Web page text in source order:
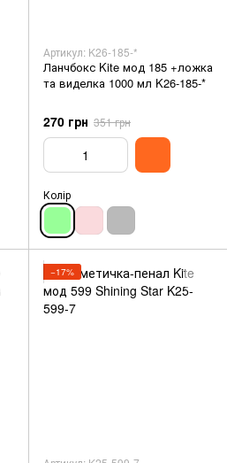
Артикул: K26-185-*
Ланчбокс Kite мод 185 +ложка
та виделка 1000 мл K26-185-*
270 грн 351 грн
Колір
−17%